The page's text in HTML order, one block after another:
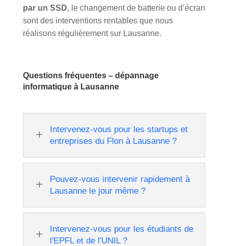
par un SSD, le changement de batterie ou d’écran
sont des interventions rentables que nous
réalisons régulièrement sur Lausanne.
Questions fréquentes – dépannage
informatique à Lausanne
L
Intervenez-vous pour les startups et
entreprises du Flon à Lausanne ?
L
Pouvez-vous intervenir rapidement à
Lausanne le jour même ?
L
Intervenez-vous pour les étudiants de
l'EPFL et de l'UNIL ?